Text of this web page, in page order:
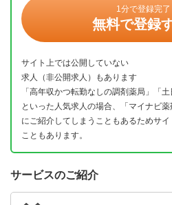
1分で登録完了
無料で登録
サイト上では公開していない
求人（非公開求人）もあります
「高年収かつ転勤なしの調剤薬局」「
といった人気求人の場合、「マイナビ
にご紹介してしまうこともあるためサ
こともあります。
サービスのご紹介